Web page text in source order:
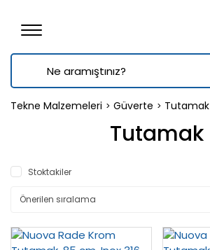
Tekne Malzemeleri Güverte Tutamak
Tutamak
Stoktakiler